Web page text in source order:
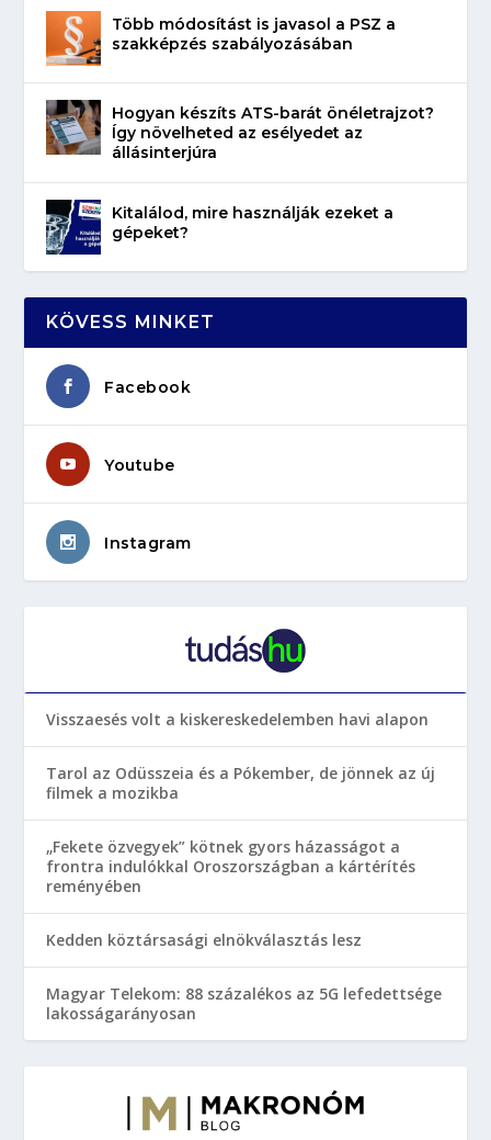
Több módosítást is javasol a PSZ a
szakképzés szabályozásában
Hogyan készíts ATS-barát önéletrajzot?
Így növelheted az esélyedet az
állásinterjúra
Kitalálod, mire használják ezeket a
gépeket?
KÖVESS MINKET
Facebook
Youtube
Instagram
Visszaesés volt a kiskereskedelemben havi alapon
Tarol az Odüsszeia és a Pókember, de jönnek az új
filmek a mozikba
„Fekete özvegyek” kötnek gyors házasságot a
frontra indulókkal Oroszországban a kártérítés
reményében
Kedden köztársasági elnökválasztás lesz
Magyar Telekom: 88 százalékos az 5G lefedettsége
lakosságarányosan